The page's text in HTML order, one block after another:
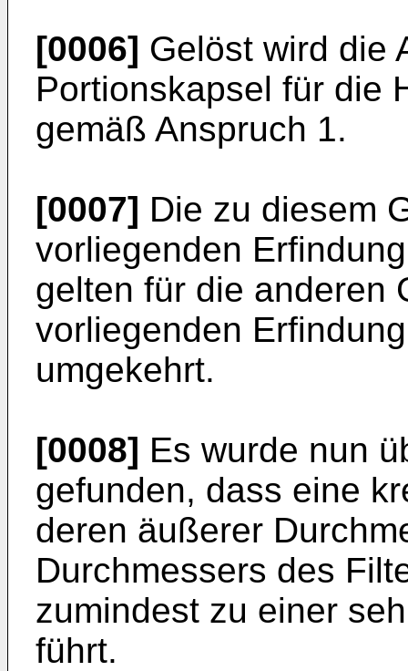
[0006] Gelöst wird die
Portionskapsel für die
gemäß Anspruch 1.
[0007] Die zu diesem
vorliegenden
gelten für die anderen
vorliegenden
umgekehrt.
[0008] Es wurde nun
gefunden, dass eine
deren äußerer
Durchmessers des
zumindest zu einer
führt.